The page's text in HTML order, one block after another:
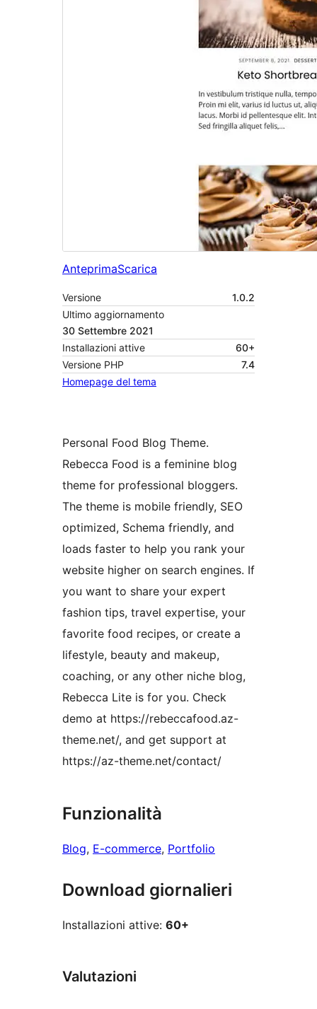
AnteprimaScarica
Versione
1.0.2
Ultimo aggiornamento
30 Settembre 2021
Installazioni attive
60+
Versione PHP
7.4
Homepage del tema
Personal Food Blog Theme.
Rebecca Food is a feminine blog
theme for professional bloggers.
The theme is mobile friendly, SEO
optimized, Schema friendly, and
loads faster to help you rank your
website higher on search engines. If
you want to share your expert
fashion tips, travel expertise, your
favorite food recipes, or create a
lifestyle, beauty and makeup,
coaching, or any other niche blog,
Rebecca Lite is for you. Check
demo at https://rebeccafood.az-
theme.net/, and get support at
https://az-theme.net/contact/
Funzionalità
Blog, E-commerce, Portfolio
Download giornalieri
Installazioni attive: 60+
Valutazioni